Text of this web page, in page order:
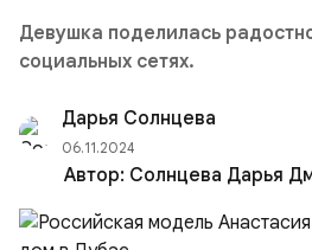
Девушка поделилась
социальных сетях.
Дарья Солнцева
06.11.2024
Автор: Солнцева Дарья